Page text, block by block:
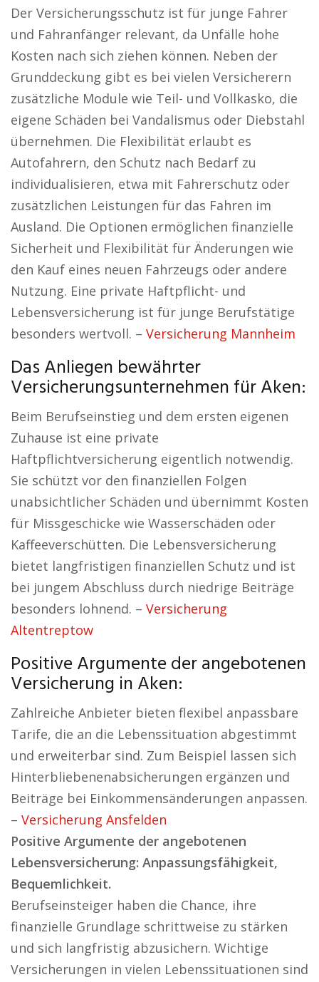
Der Versicherungsschutz ist für junge Fahrer
und Fahranfänger relevant, da Unfälle hohe
Kosten nach sich ziehen können. Neben der
Grunddeckung gibt es bei vielen Versicherern
zusätzliche Module wie Teil- und Vollkasko, die
eigene Schäden bei Vandalismus oder Diebstahl
übernehmen. Die Flexibilität erlaubt es
Autofahrern, den Schutz nach Bedarf zu
individualisieren, etwa mit Fahrerschutz oder
zusätzlichen Leistungen für das Fahren im
Ausland. Die Optionen ermöglichen finanzielle
Sicherheit und Flexibilität für Änderungen wie
den Kauf eines neuen Fahrzeugs oder andere
Nutzung. Eine private Haftpflicht- und
Lebensversicherung ist für junge Berufstätige
besonders wertvoll. – Versicherung Mannheim
Das Anliegen bewährter
Versicherungsunternehmen für Aken:
Beim Berufseinstieg und dem ersten eigenen
Zuhause ist eine private
Haftpflichtversicherung eigentlich notwendig.
Sie schützt vor den finanziellen Folgen
unabsichtlicher Schäden und übernimmt Kosten
für Missgeschicke wie Wasserschäden oder
Kaffeeverschütten. Die Lebensversicherung
bietet langfristigen finanziellen Schutz und ist
bei jungem Abschluss durch niedrige Beiträge
besonders lohnend. – Versicherung
Altentreptow
Positive Argumente der angebotenen
Versicherung in Aken:
Zahlreiche Anbieter bieten flexibel anpassbare
Tarife, die an die Lebenssituation abgestimmt
und erweiterbar sind. Zum Beispiel lassen sich
Hinterbliebenenabsicherungen ergänzen und
Beiträge bei Einkommensänderungen anpassen.
– Versicherung Ansfelden
Positive Argumente der angebotenen
Lebensversicherung: Anpassungsfähigkeit,
Bequemlichkeit.
Berufseinsteiger haben die Chance, ihre
finanzielle Grundlage schrittweise zu stärken
und sich langfristig abzusichern. Wichtige
Versicherungen in vielen Lebenssituationen sind